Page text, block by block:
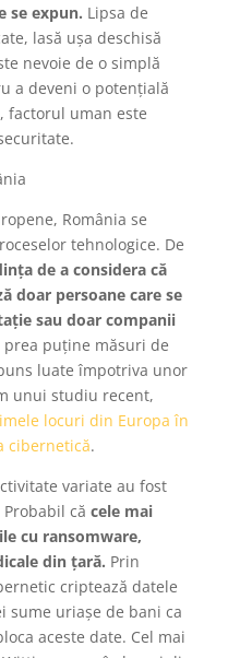
se expun. Lipsa de
lasă ușa deschisă
nevoie de o simplă
a deveni o potențială
factorul uman este
România se
tehnologice. De
de a considera că
doar persoane care se
sau doar companii
prea puține măsuri de
luate împotriva unor
unui studiu recent,
locuri din Europa în
cibernetică.
variate au fost
că cele mai
cu ransomware,
din țară. Prin
criptează datele
sume uriașe de bani ca
aceste date. Cel mai